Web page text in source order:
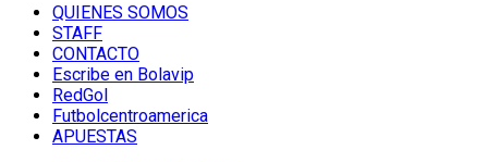
QUIENES SOMOS
STAFF
CONTACTO
Escribe en Bolavip
RedGol
Futbolcentroamerica
APUESTAS